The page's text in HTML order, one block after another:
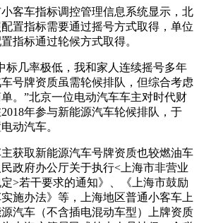
客车指标调控管理信息系统显示，北
置指标需要通过摇号方式取得，单位
指标通过轮候方式取得。
标几率极低，我和家人连续摇号多年
号牌资质虽需轮候排队，但综合考虑
。”北京一位电动汽车车主对时代财
年参与新能源汽车轮候排队，于
动汽车。
获取新能源汽车号牌资质也较燃油车
政府办公厅关于执行<上海市非营业
>若干要求的通知》、《上海市鼓励
施办法》等，上海地区普通小客车上
汽车（不含插电混动车型）上牌资质